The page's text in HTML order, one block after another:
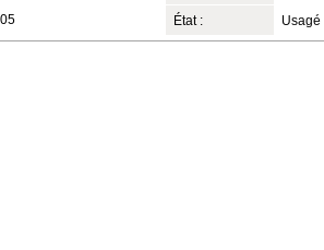
État : Usagé